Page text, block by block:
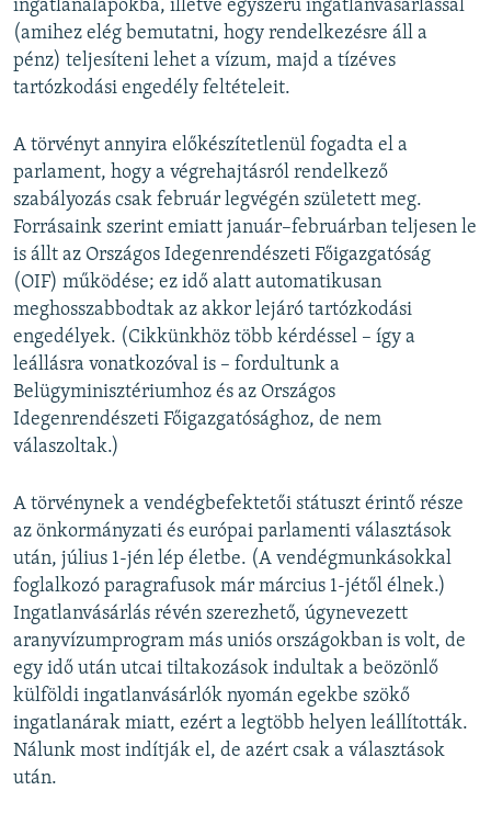
ingatlanalapokba, illetve egyszerű ingatlanvásárlással
(amihez elég bemutatni, hogy rendelkezésre áll a
pénz) teljesíteni lehet a vízum, majd a tízéves
tartózkodási engedély feltételeit.
A törvényt annyira előkészítetlenül fogadta el a
parlament, hogy a végrehajtásról rendelkező
szabályozás csak február legvégén született meg.
Forrásaink szerint emiatt január–februárban teljesen le
is állt az Országos Idegenrendészeti Főigazgatóság
(OIF) működése; ez idő alatt automatikusan
meghosszabbodtak az akkor lejáró tartózkodási
engedélyek. (Cikkünkhöz több kérdéssel – így a
leállásra vonatkozóval is – fordultunk a
Belügyminisztériumhoz és az Országos
Idegenrendészeti Főigazgatósághoz, de nem
válaszoltak.)
A törvénynek a vendégbefektetői státuszt érintő része
az önkormányzati és európai parlamenti választások
után, július 1-jén lép életbe. (A vendégmunkásokkal
foglalkozó paragrafusok már március 1-jétől élnek.)
Ingatlanvásárlás révén szerezhető, úgynevezett
aranyvízumprogram más uniós országokban is volt, de
egy idő után utcai tiltakozások indultak a beözönlő
külföldi ingatlanvásárlók nyomán egekbe szökő
ingatlanárak miatt, ezért a legtöbb helyen leállították.
Nálunk most indítják el, de azért csak a választások
után.